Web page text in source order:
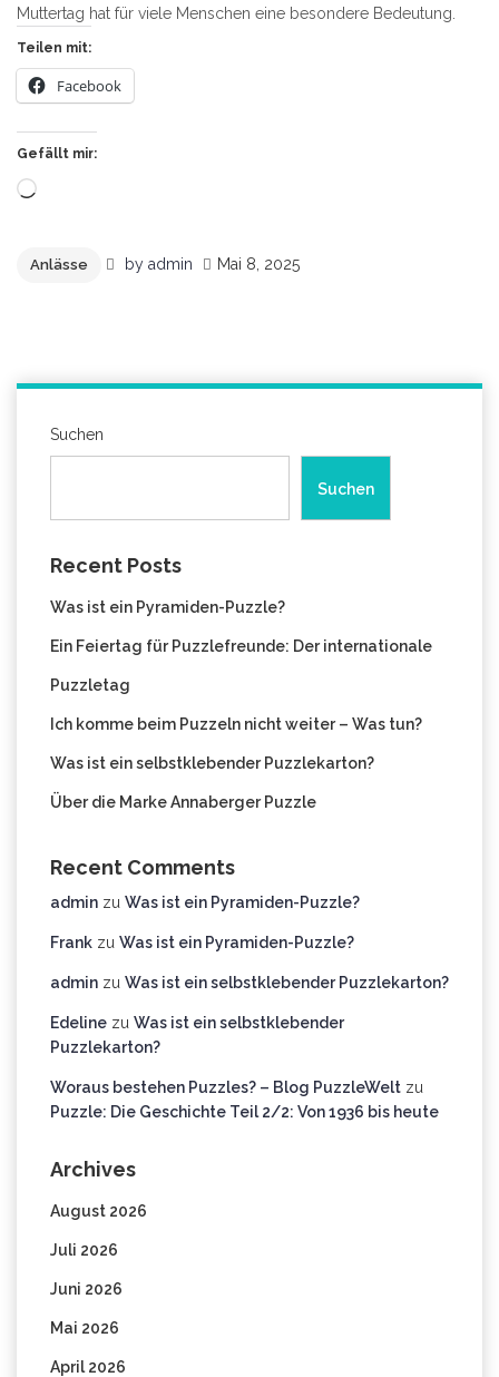
Muttertag hat für viele Menschen eine besondere Bedeutung.
Teilen mit:
Facebook
Gefällt mir:
Wird
Anlässe by admin Mai 8, 2025
Suchen
Suchen
Recent Posts
Was ist ein Pyramiden-Puzzle?
Ein Feiertag für Puzzlefreunde: Der internationale
Puzzletag
Ich komme beim Puzzeln nicht weiter – Was tun?
Was ist ein selbstklebender Puzzlekarton?
Über die Marke Annaberger Puzzle
Recent Comments
admin zu Was ist ein Pyramiden-Puzzle?
Frank zu Was ist ein Pyramiden-Puzzle?
admin zu Was ist ein selbstklebender Puzzlekarton?
Edeline zu Was ist ein selbstklebender
Puzzlekarton?
Woraus bestehen Puzzles? – Blog PuzzleWelt zu
Puzzle: Die Geschichte Teil 2/2: Von 1936 bis heute
Archives
August 2026
Juli 2026
Juni 2026
Mai 2026
April 2026